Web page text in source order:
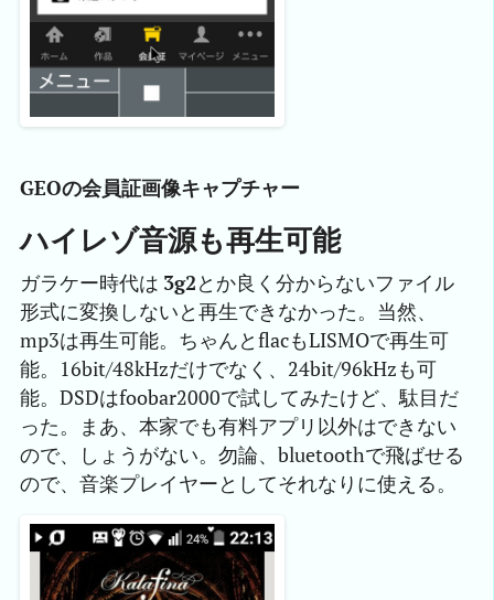
GEOの会員証画像キャプチャー
ハイレゾ音源も再生可能
ガラケー時代は 3g2とか良く分からないファイル
形式に変換しないと再生できなかった。当然、
mp3は再生可能。ちゃんとflacもLISMOで再生可
能。16bit/48kHzだけでなく、24bit/96kHzも可
能。DSDはfoobar2000で試してみたけど、駄目だ
った。まあ、本家でも有料アプリ以外はできない
ので、しょうがない。勿論、bluetoothで飛ばせる
ので、音楽プレイヤーとしてそれなりに使える。